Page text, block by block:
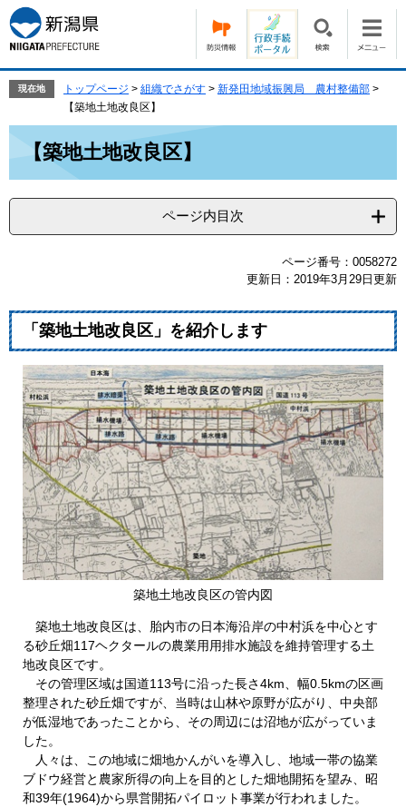
ー
ジ
の
で
ニ
ュ
ー
ば
本
文
現在地 トップページ > 組織でさがす > 新発田地域振興局 農村整備部 >
【築地土地改良区】
【築地土地改良区】
ページ内目次
ページ番号：0058272
更新日：2019年3月29日更新
「築地土地改良区」を紹介します
築地土地改良区の管内図
築地土地改良区は、胎内市の日本海沿岸の中村浜を中心とす
る砂丘畑117ヘクタールの農業用用排水施設を維持管理する土
地改良区です。
その管理区域は国道113号に沿った長さ4km、幅0.5kmの区画
整理された砂丘畑ですが、当時は山林や原野が広がり、中央部
が低湿地であったことから、その周辺には沼地が広がっていま
した。
人々は、この地域に畑地かんがいを導入し、地域一帯の協業
ブドウ経営と農家所得の向上を目的とした畑地開拓を望み、昭
和39年(1964)から県営開拓パイロット事業が行われました。